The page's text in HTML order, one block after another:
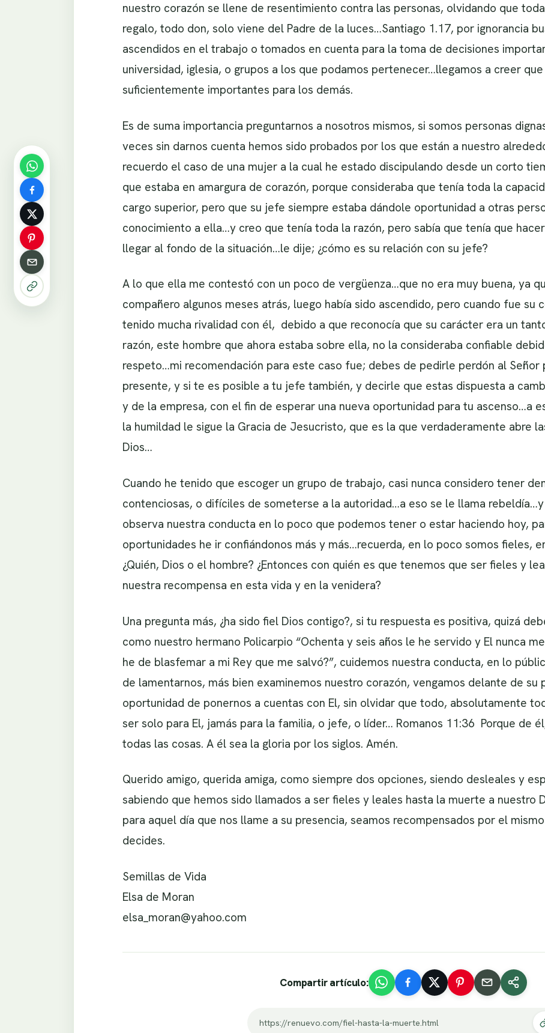
nuestro corazón se llene de resentimiento contra las personas, olvidando que
regalo, todo don, solo viene del Padre de la luces…Santiago 1.17, por ignorancia
ascendidos en el trabajo o tomados en cuenta para la toma de decisiones
universidad, iglesia, o grupos a los que podamos pertenecer…llegamos a creer
suficientemente importantes para los demás.
Es de suma importancia preguntarnos a nosotros mismos, si somos personas
veces sin darnos cuenta hemos sido probados por los que están a nuestro
recuerdo el caso de una mujer a la cual he estado discipulando desde un corto
que estaba en amargura de corazón, porque consideraba que tenía toda la
cargo superior, pero que su jefe siempre estaba dándole oportunidad a otras
conocimiento a ella…y creo que tenía toda la razón, pero sabía que tenía que
llegar al fondo de la situación…le dije; ¿cómo es su relación con su jefe?
A lo que ella me contestó con un poco de vergüenza…que no era muy buena, ya
compañero algunos meses atrás, luego había sido ascendido, pero cuando fue su
tenido mucha rivalidad con él, debido a que reconocía que su carácter era un
razón, este hombre que ahora estaba sobre ella, no la consideraba confiable
respeto…mi recomendación para este caso fue; debes de pedirle perdón al
presente, y si te es posible a tu jefe también, y decirle que estas dispuesta a
y de la empresa, con el fin de esperar una nueva oportunidad para tu ascenso…a
la humildad le sigue la Gracia de Jesucristo, que es la que verdaderamente abre
Dios…
Cuando he tenido que escoger un grupo de trabajo, casi nunca considero tener
contenciosas, o difíciles de someterse a la autoridad…a eso se le llama
observa nuestra conducta en lo poco que podemos tener o estar haciendo hoy,
oportunidades he ir confiándonos más y más…recuerda, en lo poco somos fieles,
¿Quién, Dios o el hombre? ¿Entonces con quién es que tenemos que ser fieles y
nuestra recompensa en esta vida y en la venidera?
Una pregunta más, ¿ha sido fiel Dios contigo?, si tu respuesta es positiva, quizá
como nuestro hermano Policarpio “Ochenta y seis años le he servido y El nunca
he de blasfemar a mi Rey que me salvó?”, cuidemos nuestra conducta, en lo
de lamentarnos, más bien examinemos nuestro corazón, vengamos delante de su
oportunidad de ponernos a cuentas con El, sin olvidar que todo, absolutamente
ser solo para El, jamás para la familia, o jefe, o líder… Romanos 11:36 Porque de
todas las cosas. A él sea la gloria por los siglos. Amén.
Querido amigo, querida amiga, como siempre dos opciones, siendo desleales y
sabiendo que hemos sido llamados a ser fieles y leales hasta la muerte a nuestro
para aquel día que nos llame a su presencia, seamos recompensados por el
decides.
Semillas de Vida
Elsa de Moran
elsa_moran@yahoo.com
Compartir artículo:
https://renuevo.com/fiel-hasta-la-muerte.html